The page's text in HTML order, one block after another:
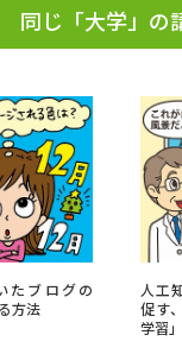
題集
連、塾・予備校
学校卒業程度認定試験
同じ「大学」の
たブログの
方法
人工
促す
学習